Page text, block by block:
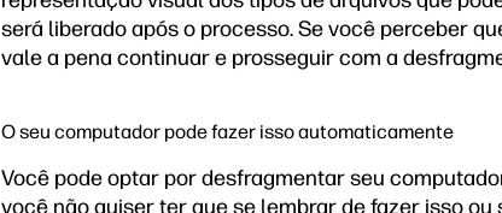
será liberado após o processo. Se você perceber
vale a pena continuar e prosseguir com a
O seu computador pode fazer isso automaticamente
Você pode optar por desfragmentar seu
você não quiser ter que se lembrar de fazer isso